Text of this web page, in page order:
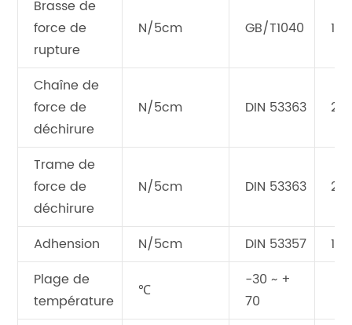
Brasse de
force de
rupture
N/5cm GB/T1040
Chaîne de
force de
déchirure
N/5cm DIN 53363
Trame de
force de
déchirure
N/5cm DIN 53363
Adhension N/5cm DIN 53357
120
Plage de
température
℃
-30 ~ +
70